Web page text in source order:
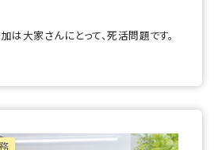
大家さんにとって、死活問題です。